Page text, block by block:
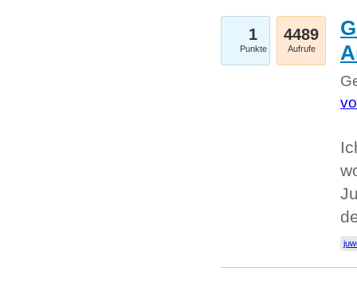
1
Punkte
4489
Aufrufe